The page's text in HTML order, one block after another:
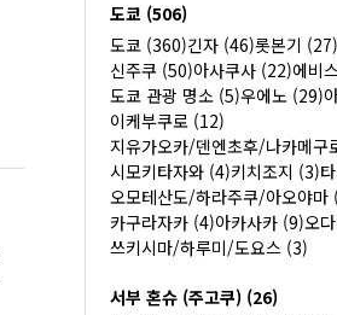
도쿄 (506)
도쿄 (360)긴자 (46)롯본기 (27)
신주쿠 (50)아사쿠사 (22)에비
도쿄 관광 명소 (5)우에노 (29)
이케부쿠로 (12)
지유가오카/덴엔초후/나카메구
시모키타자와 (4)키치조지 (3)
오모테산도/하라주쿠/아오야마
카구라자카 (4)아카사카 (9)오
쓰키시마/하루미/도요스 (3)
서부 혼슈 (주고쿠) (26)